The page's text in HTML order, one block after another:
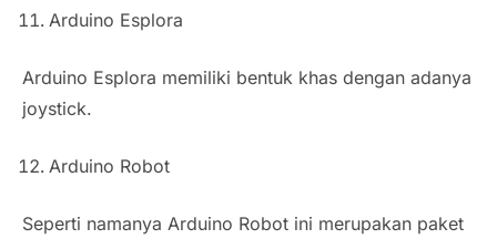
Arduino Esplora
Arduino Esplora memiliki bentuk khas dengan adanya
joystick.
Arduino Robot
Seperti namanya Arduino Robot ini merupakan paket